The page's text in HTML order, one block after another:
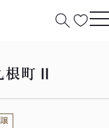
根町Ⅱ